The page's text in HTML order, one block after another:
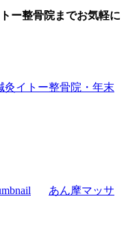
ー整骨院までお気軽に
灸イトー整骨院・年末
あん摩マッサ